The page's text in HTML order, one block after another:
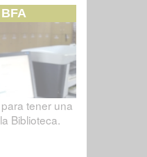
tener una
Biblioteca.